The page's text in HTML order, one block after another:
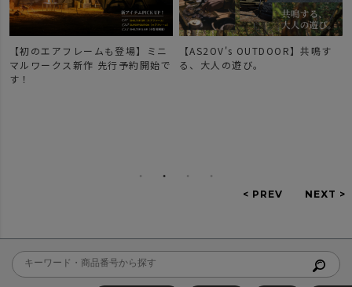
【初のエアフレームも登場】ミニ
マルワークス新作 先行予約開始で
す！
【AS2OV's OUTDOOR】共鳴す
る、大人の遊び。